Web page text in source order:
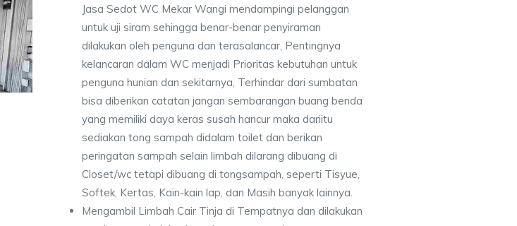
Jasa Sedot WC Mekar Wangi mendampingi pelanggan
untuk uji siram sehingga benar-benar penyiraman
dilakukan oleh penguna dan terasalancar, Pentingnya
kelancaran dalam WC menjadi Prioritas kebutuhan untuk
penguna hunian dan sekitarnya, Terhindar dari sumbatan
bisa diberikan catatan jangan sembarangan buang benda
yang memiliki daya keras susah hancur maka dariitu
sediakan tong sampah didalam toilet dan berikan
peringatan sampah selain limbah dilarang dibuang di
Closet/wc tetapi dibuang di tongsampah, seperti Tisyue,
Softek, Kertas, Kain-kain lap, dan Masih banyak lainnya.
Mengambil Limbah Cair Tinja di Tempatnya dan dilakukan